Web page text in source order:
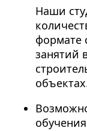
Наши
формате
занятий
обучения